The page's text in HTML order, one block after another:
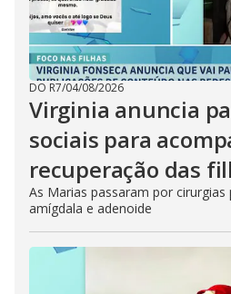
DO R7/04/08/2026
Virginia anuncia
sociais para
recuperação das
As Marias passaram por
amígdala e adenoide